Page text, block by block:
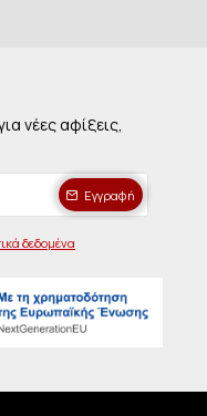
νέες αφίξεις,
Εγγραφή
δεδομένα